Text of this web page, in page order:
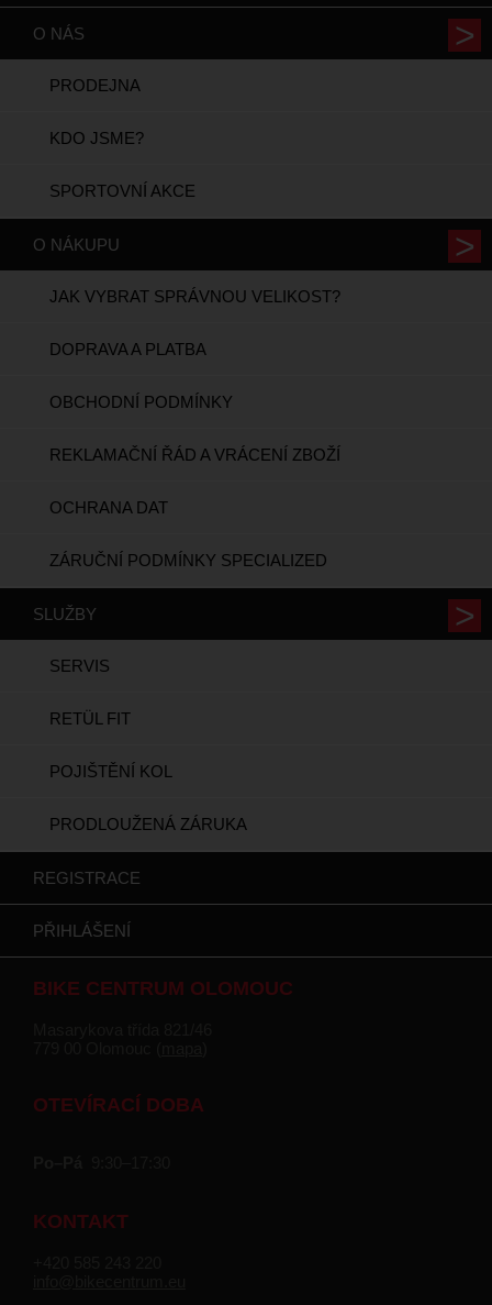
O NÁS
PRODEJNA
KDO JSME?
SPORTOVNÍ AKCE
O NÁKUPU
JAK VYBRAT SPRÁVNOU VELIKOST?
DOPRAVA A PLATBA
OBCHODNÍ PODMÍNKY
REKLAMAČNÍ ŘÁD A VRÁCENÍ ZBOŽÍ
OCHRANA DAT
ZÁRUČNÍ PODMÍNKY SPECIALIZED
SLUŽBY
SERVIS
RETÜL FIT
POJIŠTĚNÍ KOL
PRODLOUŽENÁ ZÁRUKA
REGISTRACE
PŘIHLÁŠENÍ
BIKE CENTRUM OLOMOUC
OTEVÍRACÍ DOBA
KONTAKT